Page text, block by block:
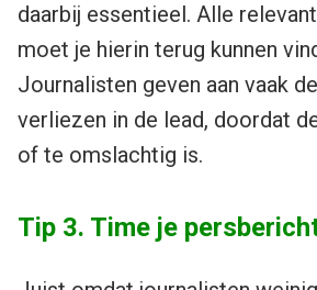
daarbij essentieel. Alle
moet je hierin terug kunnen
Journalisten geven aan vaak
verliezen in de lead, doordat
of te omslachtig is.
Tip 3. Time je